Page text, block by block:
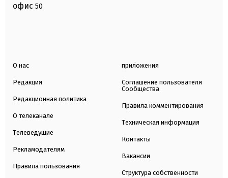
офис 50
О нас
Редакция
Редакционная политика
О телеканале
Телеведущие
Рекламодателям
Правила пользования
приложения
Соглашение пользователя
Сообщества
Правила комментирования
Техническая информация
Контакты
Вакансии
Структура собственности